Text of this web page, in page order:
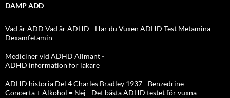
DAMP ADD
Vad är ADD Vad är ADHD - Har du Vuxen ADHD Test Metamina
Dexamfetamin -
Mediciner vid ADHD Allmänt-
ADHD information för läkare
ADHD historia Del 4 Charles Bradley 1937 - Benzedrine-
Concerta + Alkohol = Nej - Det bästa ADHD testet för vuxna